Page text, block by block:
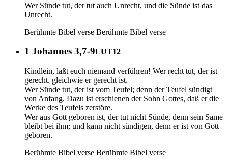
Wer Sünde tut, der tut auch Unrecht, und die Sünde ist das
Unrecht.
Berühmte Bibel verse Berühmte Bibel verse
1 Johannes 3,7-9LUT12
Kindlein, laßt euch niemand verführen! Wer recht tut, der ist
gerecht, gleichwie er gerecht ist.
Wer Sünde tut, der ist vom Teufel; denn der Teufel sündigt
von Anfang. Dazu ist erschienen der Sohn Gottes, daß er die
Werke des Teufels zerstöre.
Wer aus Gott geboren ist, der tut nicht Sünde, denn sein Same
bleibt bei ihm; und kann nicht sündigen, denn er ist von Gott
geboren.
Berühmte Bibel verse Berühmte Bibel verse